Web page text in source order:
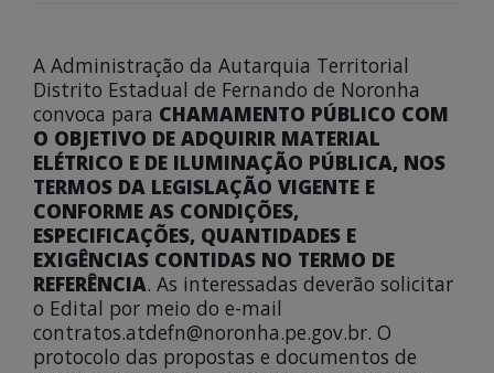
A Administração da Autarquia Territorial
Distrito Estadual de Fernando de Noronha
convoca para CHAMAMENTO PÚBLICO COM
O OBJETIVO DE ADQUIRIR MATERIAL
ELÉTRICO E DE ILUMINAÇÃO PÚBLICA, NOS
TERMOS DA LEGISLAÇÃO VIGENTE E
CONFORME AS CONDIÇÕES,
ESPECIFICAÇÕES, QUANTIDADES E
EXIGÊNCIAS CONTIDAS NO TERMO DE
REFERÊNCIA. As interessadas deverão solicitar
o Edital por meio do e-mail
contratos.atdefn@noronha.pe.gov.br. O
protocolo das propostas e documentos de